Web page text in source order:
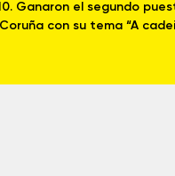
Ganaron el segundo
con su tema “A